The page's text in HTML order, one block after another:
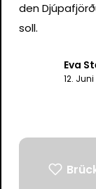
den
soll.
Eva
12.